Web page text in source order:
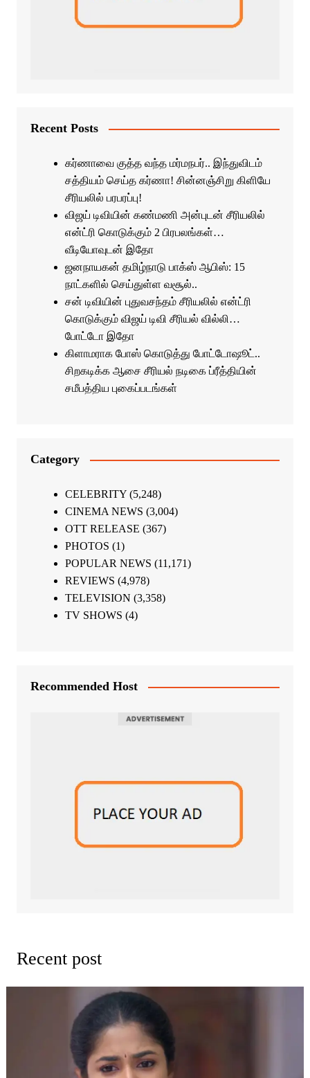
Recent Posts
கர்ணாவை குத்த வந்த மர்மநபர்.. இந்துவிடம்
சத்தியம் செய்த கர்ணா! சின்னஞ்சிறு கிளியே
சீரியலில் பரபரப்பு!
விஜய் டிவியின் கண்மணி அன்புடன் சீரியலில்
என்ட்ரி கொடுக்கும் 2 பிரபலங்கள்…
வீடியோவுடன் இதோ
ஜனநாயகன் தமிழ்நாடு பாக்ஸ் ஆபிஸ்: 15
நாட்களில் செய்துள்ள வசூல்..
சன் டிவியின் புதுவசந்தம் சீரியலில் என்ட்ரி
கொடுக்கும் விஜய் டிவி சீரியல் வில்லி…
போட்டோ இதோ
கிளாமராக போஸ் கொடுத்து போட்டோஷூட்..
சிறகடிக்க ஆசை சீரியல் நடிகை ப்ரீத்தியின்
சமீபத்திய புகைப்படங்கள்
Category
CELEBRITY(5,248)
CINEMA NEWS (3,004)
OTT RELEASE (367)
PHOTOS (1)
POPULAR NEWS (11,171)
REVIEWS (4,978)
TELEVISION (3,358)
TV SHOWS (4)
Recommended Host
Recent post